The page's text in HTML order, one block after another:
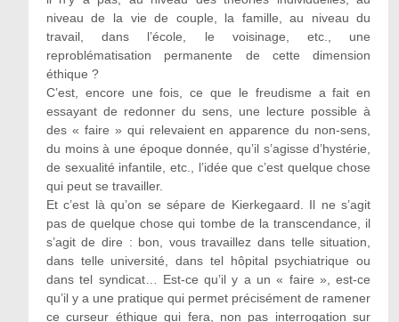
niveau de la vie de couple, la famille, au niveau du
travail, dans l’école, le voisinage, etc., une
reproblématisation permanente de cette dimension
éthique ?
C’est, encore une fois, ce que le freudisme a fait en
essayant de redonner du sens, une lecture possible à
des « faire » qui relevaient en apparence du non-sens,
du moins à une époque donnée, qu’il s’agisse d’hystérie,
de sexualité infantile, etc., l’idée que c’est quelque chose
qui peut se travailler.
Et c’est là qu’on se sépare de Kierkegaard. Il ne s’agit
pas de quelque chose qui tombe de la transcendance, il
s’agit de dire : bon, vous travaillez dans telle situation,
dans telle université, dans tel hôpital psychiatrique ou
dans tel syndicat… Est-ce qu’il y a un « faire », est-ce
qu’il y a une pratique qui permet précisément de ramener
ce curseur éthique qui fera, non pas interrogation sur